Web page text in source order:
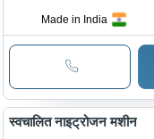
Made in India
स्वचालित नाइट्रोजन मशीन